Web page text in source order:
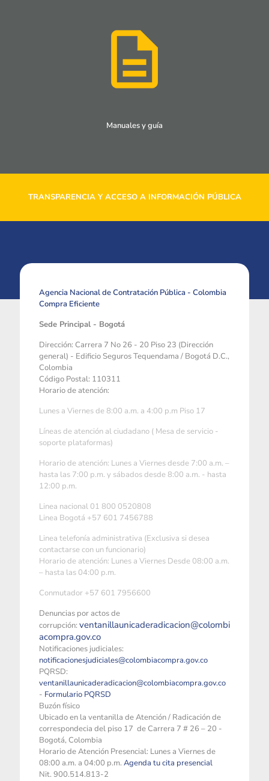
Manuales y guía
TRANSPARENCIA Y ACCESO A INFORMACIÓN PÚBLICA
Agencia Nacional de Contratación Pública - Colombia
Compra Eficiente
Sede Principal - Bogotá
Dirección: Carrera 7 No 26 - 20 Piso 23 (Dirección
general) - Edificio Seguros Tequendama / Bogotá D.C.,
Colombia
Código Postal: 110311
Horario de atención:
Lunes a Viernes de 8:00 a.m. a 4:00 p.m Piso 17
Líneas de atención al ciudadano ( Mesa de servicio -
soporte plataformas)
Horario de atención: Lunes a Viernes desde 7:00 a.m. –
hasta las 7:00 p.m. y sábados desde 8:00 a.m. - hasta
12:00 p.m.
Linea nacional 01 800 0520808
Linea Bogotá +57 601 7456788
Linea telefonía administrativa (Exclusiva si desea
contactarse con un funcionario)
Horario de atención: Lunes a Viernes Desde 08:00 a.m.
– hasta las 04:00 p.m.
Conmutador +57 601 7956600
Denuncias por actos de
corrupción: ventanillaunicaderadicacion@colombi
acompra.gov.co
Notificaciones judiciales:
notificacionesjudiciales@colombiacompra.gov.co
PQRSD:
ventanillaunicaderadicacion@colombiacompra.gov.co
- Formulario PQRSD
Buzón físico
Ubicado en la ventanilla de Atención / Radicación de
correspondecia del piso 17 de Carrera 7 # 26 – 20 -
Bogotá, Colombia
Horario de Atención Presencial: Lunes a Viernes de
08:00 a.m. a 04:00 p.m. Agenda tu cita presencial
Nit. 900.514.813-2